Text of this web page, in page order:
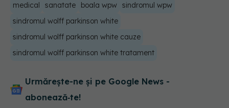
medical sanatate boala wpw sindromul wpw
sindromul wolff parkinson white
sindromul wolff parkinson white cauze
sindromul wolff parkinson white tratament
Urmărește-ne și pe Google News -
abonează‑te!